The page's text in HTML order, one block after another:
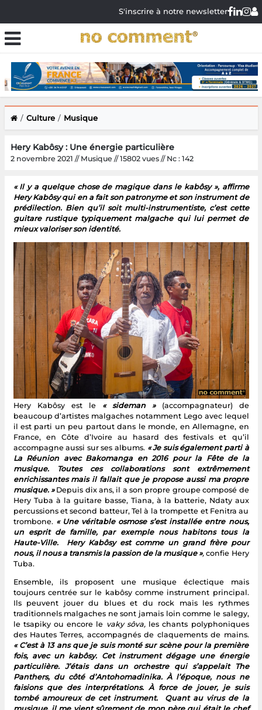
S'inscrire à notre newsletter
Culture Musique
Hery Kabôsy : Une énergie particulière
2 novembre 2021 // Musique // 15802 vues // Nc : 142
« Il y a quelque chose de magique dans le kabôsy », affirme
Hery Kabôsy qui en a fait son patronyme et son instrument de
prédilection. Bien qu’il soit multi-instrumentiste, c’est cette
guitare rustique typiquement malgache qui lui permet de
mieux valoriser son identité.
Hery Kabôsy est le « sideman »(accompagnateur) de
beaucoup d’artistes malgaches notamment Lego avec lequel
il est parti un peu partout dans le monde, en Allemagne, en
France, en Côte d’Ivoire au hasard des festivals et qu’il
accompagne aussi sur ses albums. « Je suis également parti à
La Réunion avec Bakomanga en 2016 pour la Fête de la
musique. Toutes ces collaborations sont extrêmement
enrichissantes mais il fallait que je propose aussi ma propre
musique. »Depuis dix ans, il a son propre groupe composé de
Hery Tuba à la guitare basse, Tiana, à la batterie, Ndaty aux
percussions et second batteur, Tel à la trompette et Fenitra au
trombone. « Une véritable osmose s’est installée entre nous,
un esprit de famille, par exemple nous habitons tous la
Haute-Ville. Hery Kabôsy est comme un grand frère pour
nous, il nous a transmis la passion de la musique », confie Hery
Tuba.
Ensemble, ils proposent une musique éclectique mais
toujours centrée sur le kabôsy comme instrument principal.
Ils peuvent jouer du blues et du rock mais les rythmes
traditionnels malgaches ne sont jamais loin comme le salegy,
le tsapiky ou encore le vaky sôva, les chants polyphoniques
des Hautes Terres, accompagnés de claquements de mains.
« C’est à 13 ans que je suis monté sur scène pour la première
fois, avec un kabôsy. Cet instrument dégage une énergie
particulière. J’étais dans un orchestre qui s’appelait The
Panthers, du côté d’Antohomadinika. À l’époque, nous ne
faisions que des interprétations. À force de jouer, je suis
tombé amoureux de cet instrument. Quant au virus de la